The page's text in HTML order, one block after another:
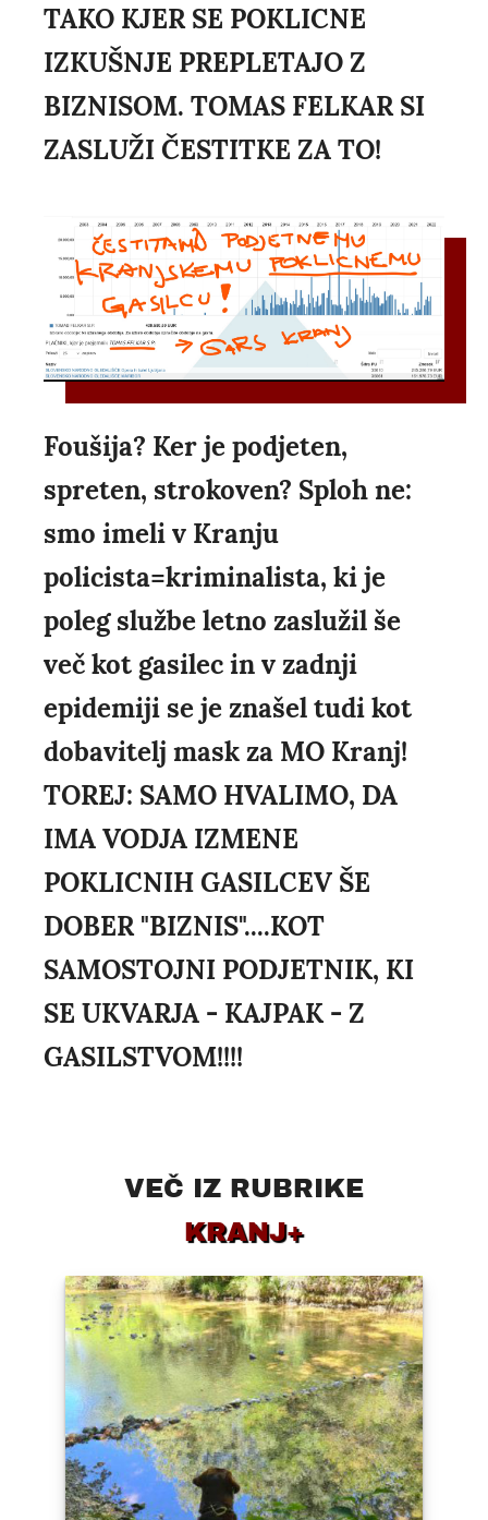
TAKO KJER SE POKLICNE
IZKUŠNJE PREPLETAJO Z
BIZNISOM. TOMAS FELKAR SI
ZASLUŽI ČESTITKE ZA TO!
Foušija? Ker je podjeten,
spreten, strokoven? Sploh ne:
smo imeli v Kranju
policista=kriminalista, ki je
poleg službe letno zaslužil še
več kot gasilec in v zadnji
epidemiji se je znašel tudi kot
dobavitelj mask za MO Kranj!
TOREJ: SAMO HVALIMO, DA
IMA VODJA IZMENE
POKLICNIH GASILCEV ŠE
DOBER "BIZNIS"....KOT
SAMOSTOJNI PODJETNIK, KI
SE UKVARJA - KAJPAK - Z
GASILSTVOM!!!!
VEČ IZ RUBRIKE
KRANJ+